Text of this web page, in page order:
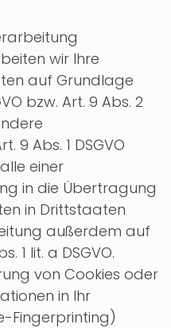
wir Ihre
auf Grundlage
bzw. Art. 9 Abs. 2
9 Abs. 1 DSGVO
einer
in die Übertragung
in Drittstaaten
außerdem auf
1 lit. a DSGVO.
von Cookies oder
in Ihr
Fingerprinting)